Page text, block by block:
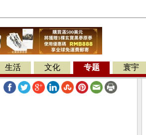
生活 文化 专题 寰宇